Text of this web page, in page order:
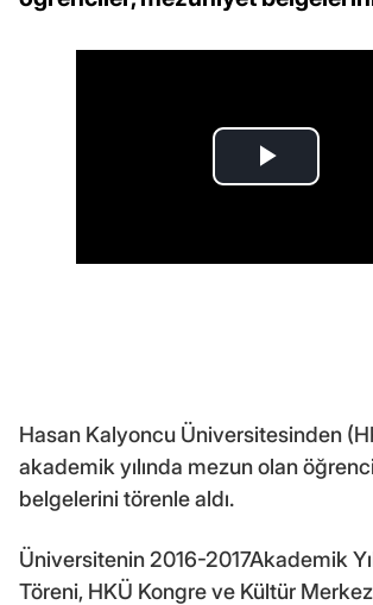
Hasan Kalyoncu Üniversitesinden
akademik yılında mezun olan
belgelerini törenle aldı.
Üniversitenin 2016-2017Akademik
Töreni, HKÜ Kongre ve Kültür